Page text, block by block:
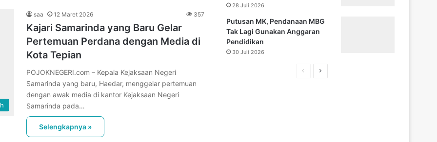
saa 12 Maret 2026 357
Kajari Samarinda yang Baru Gelar
Pertemuan Perdana dengan Media di
Kota Tepian
POJOKNEGERI.com – Kepala Kejaksaan Negeri
Samarinda yang baru, Haedar, menggelar pertemuan
dengan awak media di kantor Kejaksaan Negeri
Samarinda pada…
Selengkapnya »
28 Juli 2026
Putusan MK, Pendanaan MBG
Tak Lagi Gunakan Anggaran
Pendidikan
30 Juli 2026
H